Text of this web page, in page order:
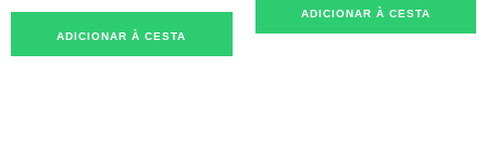
ADICIONAR À CESTA
ADICIONAR À CESTA